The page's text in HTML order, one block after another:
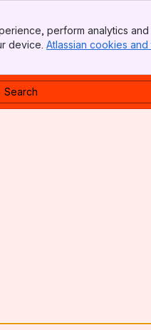
perform analytics
device. Atlassian cookies